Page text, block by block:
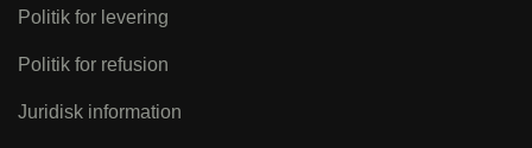
Politik for levering
Politik for refusion
Juridisk information